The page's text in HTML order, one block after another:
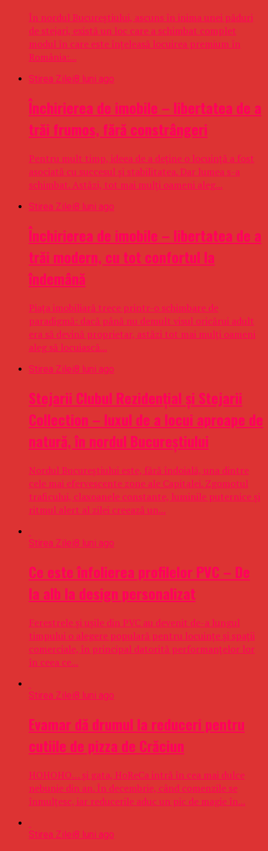
În nordul Bucureștiului, ascuns în inima unei păduri
de stejari, există un loc care a schimbat complet
modul în care este înțeleasă locuirea premium în
România:...
Stirea Zilei8 luni ago
Închirierea de imobile – libertatea de a
trăi frumos, fără constrângeri
Pentru mult timp, ideea de a deține o locuință a fost
asociată cu succesul și stabilitatea. Dar lumea s-a
schimbat. Astăzi, tot mai mulți oameni aleg...
Stirea Zilei8 luni ago
Închirierea de imobile – libertatea de a
trăi modern, cu tot confortul la
îndemână
Piața imobiliară trece printr-o schimbare de
paradigmă: dacă până nu demult visul oricărui adult
era să devină proprietar, astăzi tot mai mulți oameni
aleg să locuiască...
Stirea Zilei8 luni ago
Stejarii Clubul Rezidențial și Stejarii
Collection – luxul de a locui aproape de
natură, în nordul Bucureștiului
Nordul Bucureștiului este, fără îndoială, una dintre
cele mai efervescente zone ale Capitalei. Zgomotul
traficului, claxoanele constante, luminile puternice și
ritmul alert al zilei creează un...
Stirea Zilei8 luni ago
Ce este înfolierea profilelor PVC – De
la alb la design personalizat
Ferestrele și ușile din PVC au devenit de-a lungul
timpului o alegere populară pentru locuințe și spații
comerciale, în principal datorită performanțelor lor
în ceea ce...
Stirea Zilei8 luni ago
Evamar dă drumul la reduceri pentru
cutiile de pizza de Crăciun
HOHOHO… și gata, HoReCa intră în cea mai dulce
nebunie din an. În decembrie, când comenzile se
înmulțesc, iar reducerile aduc un pic de magie în...
Stirea Zilei8 luni ago